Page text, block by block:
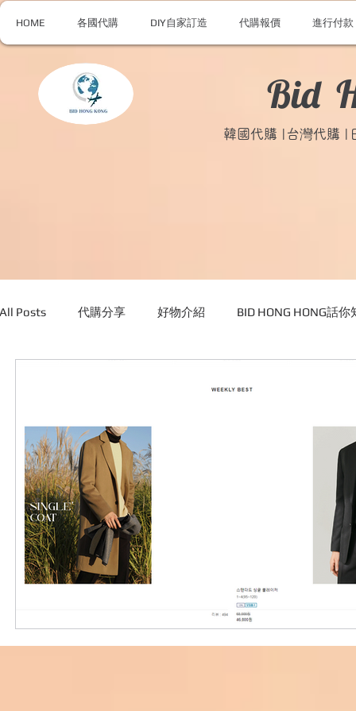
HOME 各國代購 DIY自家訂造 代購報價 進行付款
Bid
韓國代購 |台灣代購 |
All Posts 代購分享 好物介紹 BID HONG HONG話你
美食團購 購物 Bidhongkong